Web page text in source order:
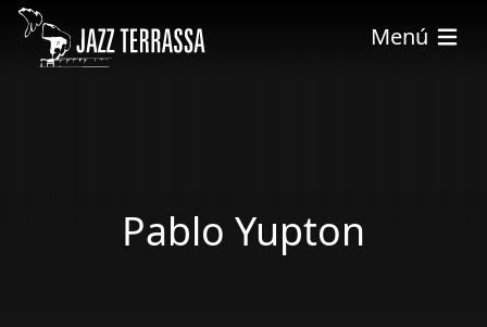
Vés al contingut
Menú
Pablo Yupton